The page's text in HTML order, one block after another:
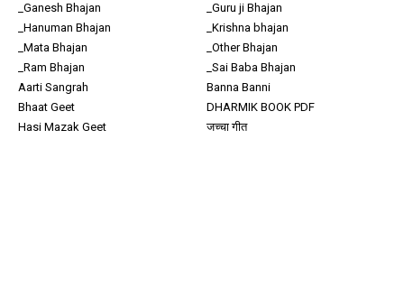
_Ganesh Bhajan
_Guru ji Bhajan
_Hanuman Bhajan
_Krishna bhajan
_Mata Bhajan
_Other Bhajan
_Ram Bhajan
_Sai Baba Bhajan
Aarti Sangrah
Banna Banni
Bhaat Geet
DHARMIK BOOK PDF
Hasi Mazak Geet
जच्चा गीत